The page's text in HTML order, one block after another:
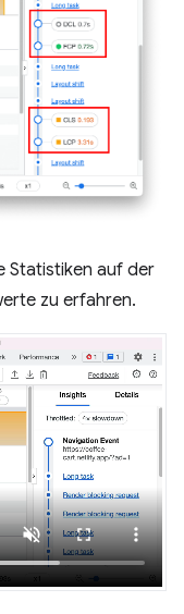
Statistiken auf der
zu erfahren.